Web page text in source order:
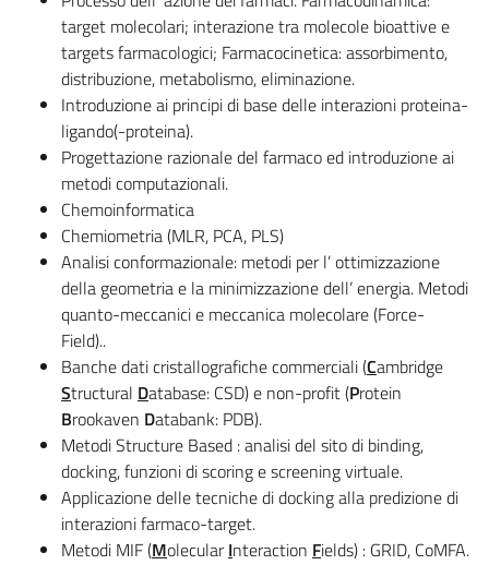
target molecolari; interazione tra molecole bioattive e
targets farmacologici; Farmacocinetica: assorbimento,
distribuzione, metabolismo, eliminazione.
Introduzione ai principi di base delle interazioni proteina-
ligando(-proteina).
Progettazione razionale del farmaco ed introduzione ai
metodi computazionali.
Chemoinformatica
Chemiometria (MLR, PCA, PLS)
Analisi conformazionale: metodi per l’ ottimizzazione
della geometria e la minimizzazione dell’ energia. Metodi
quanto-meccanici e meccanica molecolare (Force-
Field)..
Banche dati cristallografiche commerciali (Cambridge
Structural Database: CSD) e non-profit (Protein
Brookaven Databank: PDB).
Metodi Structure Based : analisi del sito di binding,
docking, funzioni di scoring e screening virtuale.
Applicazione delle tecniche di docking alla predizione di
interazioni farmaco-target.
Metodi MIF (MolecularInteraction Fields) : GRID, CoMFA.